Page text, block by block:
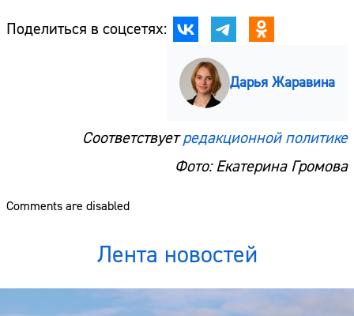
Поделиться в соцсетях:
Дарья Жаравина
Соответствуетредакционной политике
Фото: Екатерина Громова
Comments are disabled
Лента новостей